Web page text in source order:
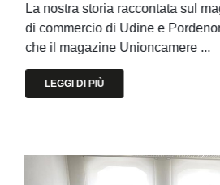
La nostra storia raccontata sul
di commercio di Udine e
che il magazine Unioncamere ...
LEGGI DI PIÙ